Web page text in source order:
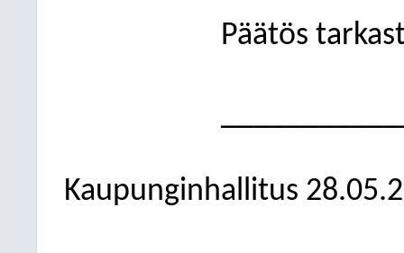
Päätös
Kaupunginhallitus